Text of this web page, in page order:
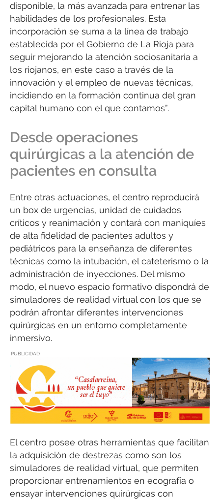
disponible, la más avanzada para entrenar las
habilidades de los profesionales. Esta
incorporación se suma a la línea de trabajo
establecida por el Gobierno de La Rioja para
seguir mejorando la atención sociosanitaria a
los riojanos, en este caso a través de la
innovación y el empleo de nuevas técnicas,
incidiendo en la formación continua del gran
capital humano con el que contamos”.
Desde operaciones
quirúrgicas a la atención de
pacientes en consulta
Entre otras actuaciones, el centro reproducirá
un box de urgencias, unidad de cuidados
críticos y reanimación y contará con maniquíes
de alta fidelidad de pacientes adultos y
pediátricos para la enseñanza de diferentes
técnicas como la intubación, el cateterismo o la
administración de inyecciones. Del mismo
modo, el nuevo espacio formativo dispondrá de
simuladores de realidad virtual con los que se
podrán afrontar diferentes intervenciones
quirúrgicas en un entorno completamente
inmersivo.
PUBLICIDAD
El centro posee otras herramientas que facilitan
la adquisición de destrezas como son los
simuladores de realidad virtual, que permiten
proporcionar entrenamientos en ecografía o
ensayar intervenciones quirúrgicas con